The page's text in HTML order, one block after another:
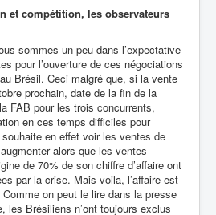
et compétition, les observateurs
sommes un peu dans l’expectative
pour l’ouverture de ces négociations
Brésil. Ceci malgré que, si la vente
prochain, date de la fin de la
FAB pour les trois concurrents,
en ces temps difficiles pour
souhaite en effet voir les ventes de
alors que les ventes
de 70% de son chiffre d’affaire ont
par la crise. Mais voila, l’affaire est
Comme on peut le lire dans la presse
les Brésiliens n’ont toujours exclus